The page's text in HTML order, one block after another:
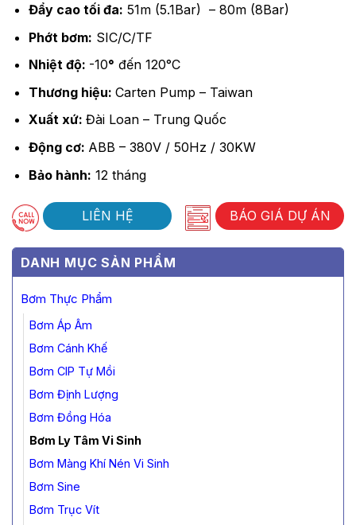
DANH MỤC SẢN PHẨM
Bơm Thực Phẩm
Bơm Áp Âm
Bơm Cánh Khế
Bơm CIP Tự Mồi
Bơm Định Lượng
Bơm Đồng Hóa
Bơm Ly Tâm Vi Sinh
Bơm Màng Khí Nén Vi Sinh
Bơm Sine
Bơm Trục Vít
Đẩy cao tối đa: 51m (5.1Bar) – 80m (8Bar)
Phớt bơm: SIC/C/TF
Nhiệt độ: -10° đến 120°C
Thương hiệu: Carten Pump – Taiwan
Xuất xứ: Đài Loan – Trung Quốc
Động cơ: ABB – 380V / 50Hz / 30KW
Bảo hành: 12 tháng
LIÊN HỆ BÁO GIÁ DỰ ÁN